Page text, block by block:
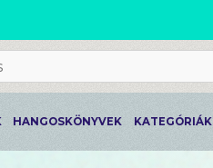
SZERETLEK
HANGOSKÖNYVEK KATEGÓRIÁK